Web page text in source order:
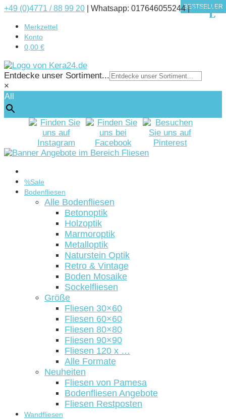
+49 (0)4771 / 88 99 20 Whatsapp: 017646055244 |Kontakt
Merkzettel
Konto
0,00 €
Entdecke unser Sortiment...
×
All
%Sale
Bodenfliesen
Alle Bodenfliesen
Betonoptik
Holzoptik
Marmoroptik
Metalloptik
Naturstein Optik
Retro & Vintage
Boden Mosaike
Sockelfliesen
Größe
Fliesen 30×60
Fliesen 60×60
Fliesen 80×80
Fliesen 90×90
Fliesen 120 x …
Alle Formate
Neuheiten
Fliesen von Pamesa
Bodenfliesen Angebote
Fliesen Restposten
Wandfliesen
BESTSELLER
BESTSELLER
BESTSELLER
BESTSELLER
BESTSELLER
BESTSELLER
BESTSELLER